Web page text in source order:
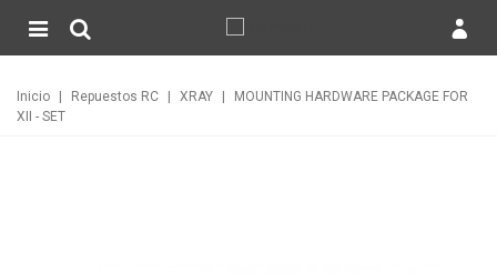
Inicio Repuestos RC XRAY
MOUNTING HARDWARE PACKAGE FOR
XII - SET